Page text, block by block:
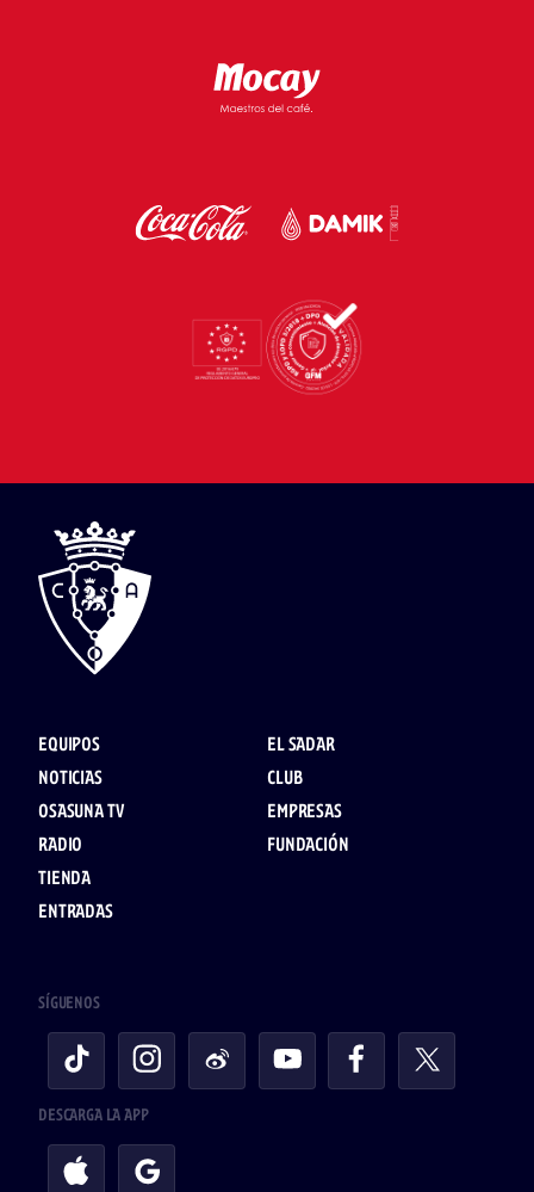
EQUIPOS
NOTICIAS
OSASUNA TV
RADIO
TIENDA
ENTRADAS
EL SADAR
CLUB
EMPRESAS
FUNDACIÓN
SÍGUENOS
DESCARGA LA APP